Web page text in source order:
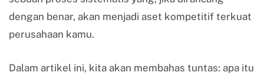
dengan benar, akan menjadi aset kompetitif terkuat
perusahaan kamu.
Dalam artikel ini, kita akan membahas tuntas: apa itu